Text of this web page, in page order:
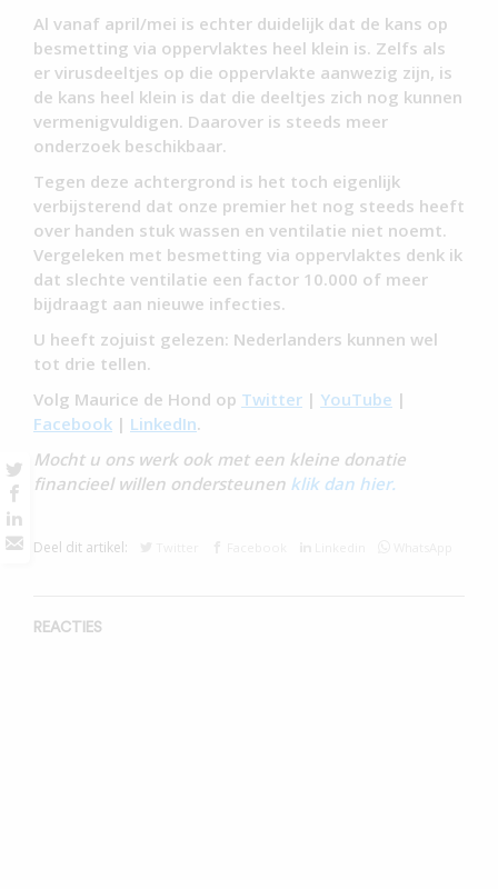
Al vanaf april/mei is echter duidelijk dat de kans op
besmetting via oppervlaktes heel klein is. Zelfs als
er virusdeeltjes op die oppervlakte aanwezig zijn, is
de kans heel klein is dat die deeltjes zich nog kunnen
vermenigvuldigen. Daarover is steeds meer
onderzoek beschikbaar.
Tegen deze achtergrond is het toch eigenlijk
verbijsterend dat onze premier het nog steeds heeft
over handen stuk wassen en ventilatie niet noemt.
Vergeleken met besmetting via oppervlaktes denk ik
dat slechte ventilatie een factor 10.000 of meer
bijdraagt aan nieuwe infecties.
U heeft zojuist gelezen: Nederlanders kunnen wel
tot drie tellen.
Volg Maurice de Hond op Twitter | YouTube |
Facebook | LinkedIn.
Mocht u ons werk ook met een kleine donatie
financieel willen ondersteunen klik dan hier.
Deel dit artikel:
REACTIES